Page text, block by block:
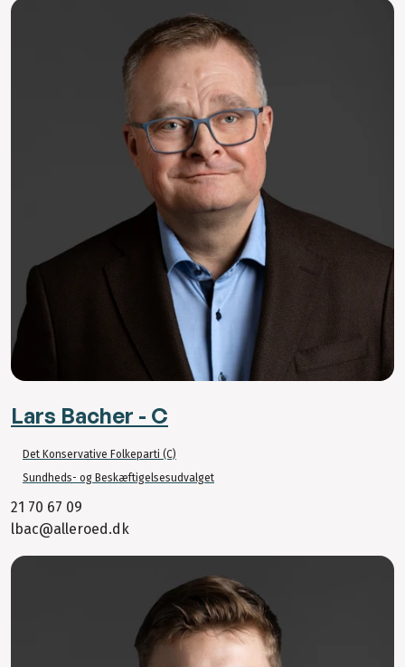
Lars Bacher - C
Det Konservative Folkeparti (C)
Sundheds- og Beskæftigelsesudvalget
21 70 67 09
lbac@alleroed.dk